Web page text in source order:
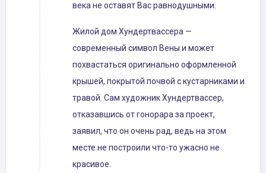
века не оставят Вас равнодушными.
Жилой дом Хундертвассера —
современный символ Вены и может
похвастаться оригинально оформленной
крышей, покрытой почвой с кустарниками и
травой. Сам художник Хундертвассер,
отказавшись от гонорара за проект,
заявил, что он очень рад, ведь на этом
месте не построили что-то ужасно не
красивое.